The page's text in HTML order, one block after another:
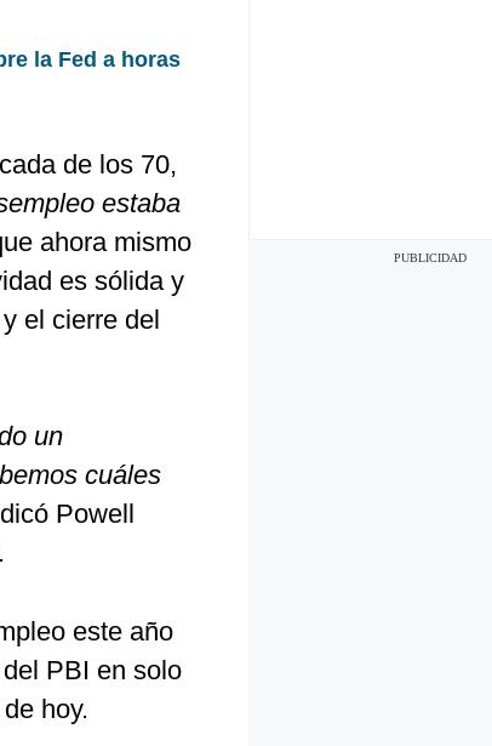
la Fed a horas
de los 70,
estaba
ahora mismo
es sólida y
el cierre del
un
cuáles
Powell
este año
PBI en solo
hoy.